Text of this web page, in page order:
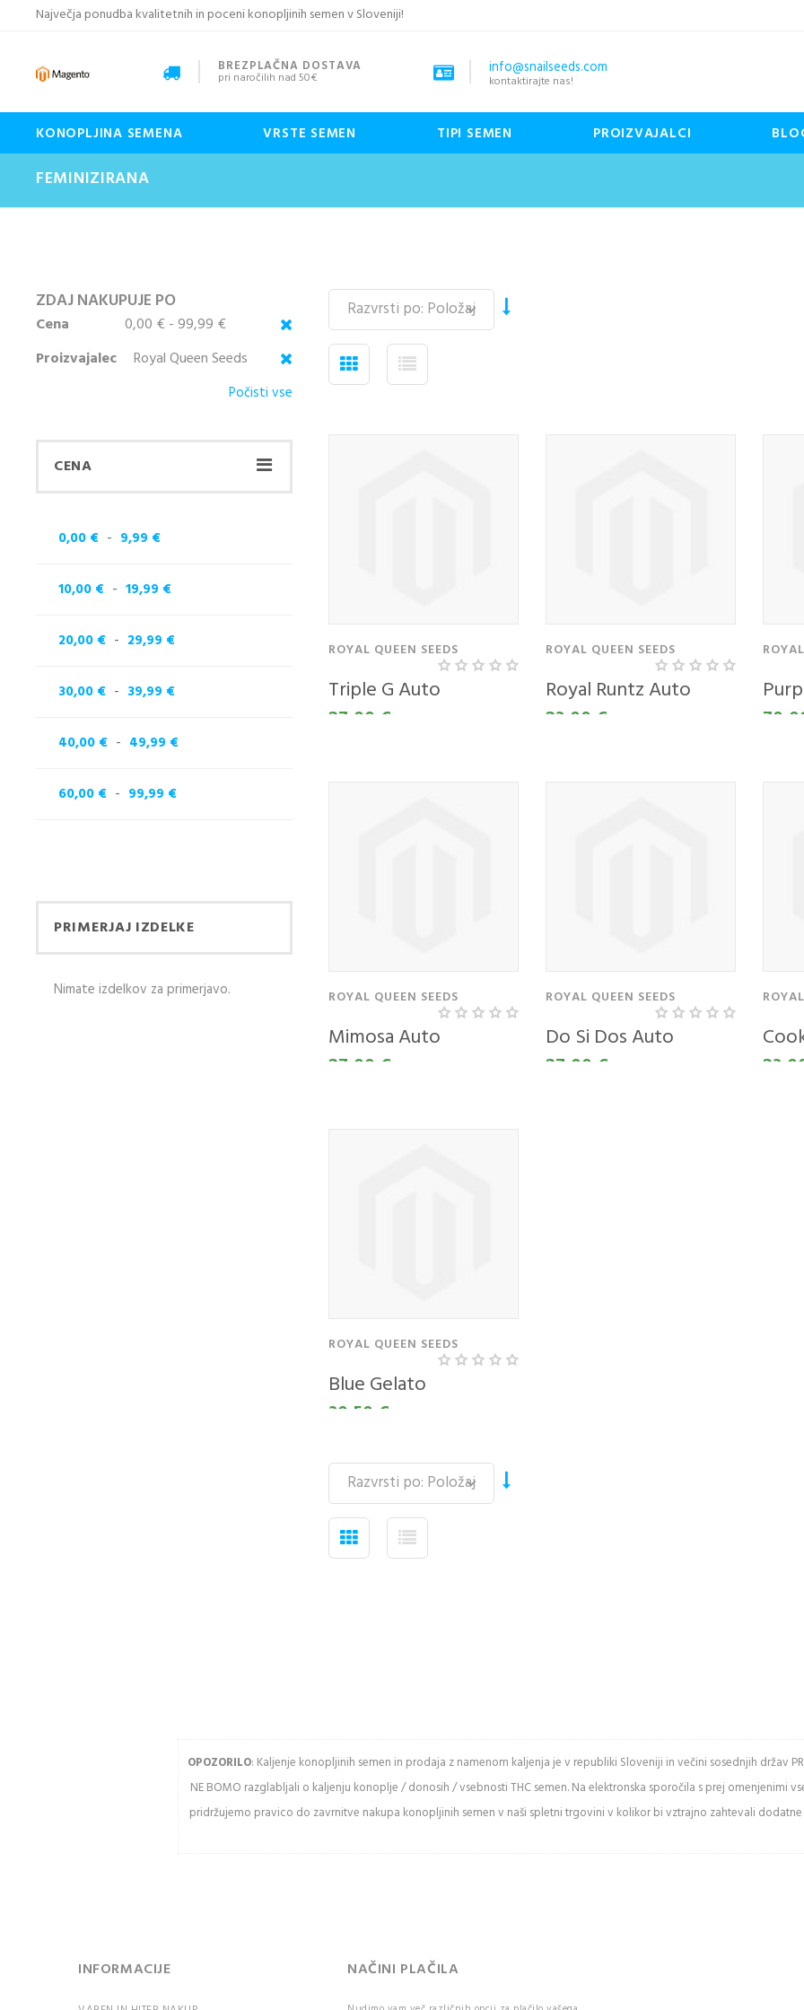
Največja ponudba kvalitetnih in poceni konopljinih semen v Sloveniji!
BREZPLAČNA DOSTAVA
pri naročilih nad 50€ info@snailseeds.com
kontaktirajte nas!
KONOPLJINA SEMENA VRSTE SEMEN TIPI SEMEN PROIZVAJALCI
FEMINIZIRANA
ROYAL QUEEN SEEDS
Triple G Auto
27,00 €
ROYAL QUEEN SEEDS
Royal Runtz Auto
23,00 €
ROYAL QUEEN SEEDS
Mimosa Auto
27,00 €
ROYAL QUEEN SEEDS
Do Si Dos Auto
27,00 €
ROYAL QUEEN SEEDS
Blue Gelato
30,50 €
ZDAJ NAKUPUJE PO
Cena
0,00 € - 99,99 €
Proizvajalec
Royal Queen Seeds
Počisti vse
CENA
0,00 € - 9,99 €
10,00 € - 19,99 €
20,00 € - 29,99 €
30,00 € - 39,99 €
40,00 € - 49,99 €
60,00 € - 99,99 €
PRIMERJAJ IZDELKE
Nimate izdelkov za primerjavo.
OPOZORILO: Kaljenje konopljinih semen in prodaja z namenom kaljenja je v republiki Sloveniji in večini sosednjih držav
NE BOMO razglabljali o kaljenju konoplje / donosih / vsebnosti THC semen. Na elektronska sporočila s prej omenjenimi
pridržujemo pravico do zavrnitve nakupa konopljinih semen v naši spletni trgovini v kolikor bi vztrajno zahtevali
INFORMACIJE NAČINI PLAČILA
KUPITE Z
VAŠEGA
RAČUNA
Email naslov
Osveži varnostno
PRIJAVA